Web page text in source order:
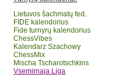
Lietuvos šachmatų fed .
FIDE kalendorius
Fide turnyrų kalendorius
ChessVibes
Kalendarz Szachowy
ChessMix
Mischa Tscharotschkins
Vsemirnaja Liga